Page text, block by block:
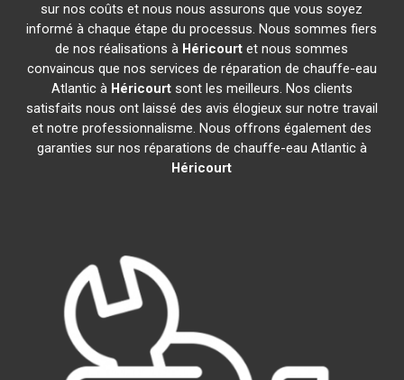
sur nos coûts et nous nous assurons que vous soyez
informé à chaque étape du processus. Nous sommes fiers
de nos réalisations à Héricourt et nous sommes
convaincus que nos services de réparation de chauffe-eau
Atlantic à Héricourtsont les meilleurs. Nos clients
satisfaits nous ont laissé des avis élogieux sur notre travail
et notre professionnalisme. Nous offrons également des
garanties sur nos réparations de chauffe-eau Atlantic à
Héricourt